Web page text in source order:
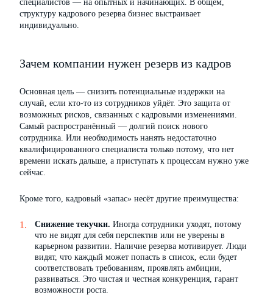
специалистов — на опытных и начинающих. В общем,
структуру кадрового резерва бизнес выстраивает
индивидуально.
Зачем компании нужен резерв из кадров
Основная цель — снизить потенциальные издержки на
случай, если кто-то из сотрудников уйдёт. Это защита от
возможных рисков, связанных с кадровыми изменениями.
Самый распространённый — долгий поиск нового
сотрудника. Или необходимость нанять недостаточно
квалифицированного специалиста только потому, что нет
времени искать дальше, а приступать к процессам нужно уже
сейчас.
Кроме того, кадровый «запас» несёт другие преимущества:
Снижение текучки. Иногда сотрудники уходят, потому
что не видят для себя перспектив или не уверены в
карьерном развитии. Наличие резерва мотивирует. Люди
видят, что каждый может попасть в список, если будет
соответствовать требованиям, проявлять амбиции,
развиваться. Это чистая и честная конкуренция, гарант
возможности роста.